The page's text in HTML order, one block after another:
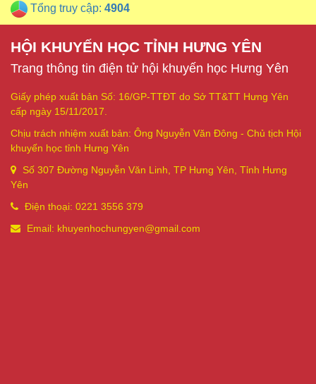
Tổng truy cập: 4904
HỘI KHUYẾN HỌC TỈNH HƯNG YÊN
Trang thông tin điện tử hội khuyến học Hưng Yên
Giấy phép xuất bản Số: 16/GP-TTĐT do Sở TT&TT Hưng Yên
cấp ngày 15/11/2017.
Chịu trách nhiệm xuất bản: Ông Nguyễn Văn Đông - Chủ tịch Hội
khuyến học tỉnh Hưng Yên
Số 307 Đường Nguyễn Văn Linh, TP Hưng Yên, Tỉnh Hưng
Yên
Điện thoại: 0221 3556 379
Email: khuyenhochungyen@gmail.com